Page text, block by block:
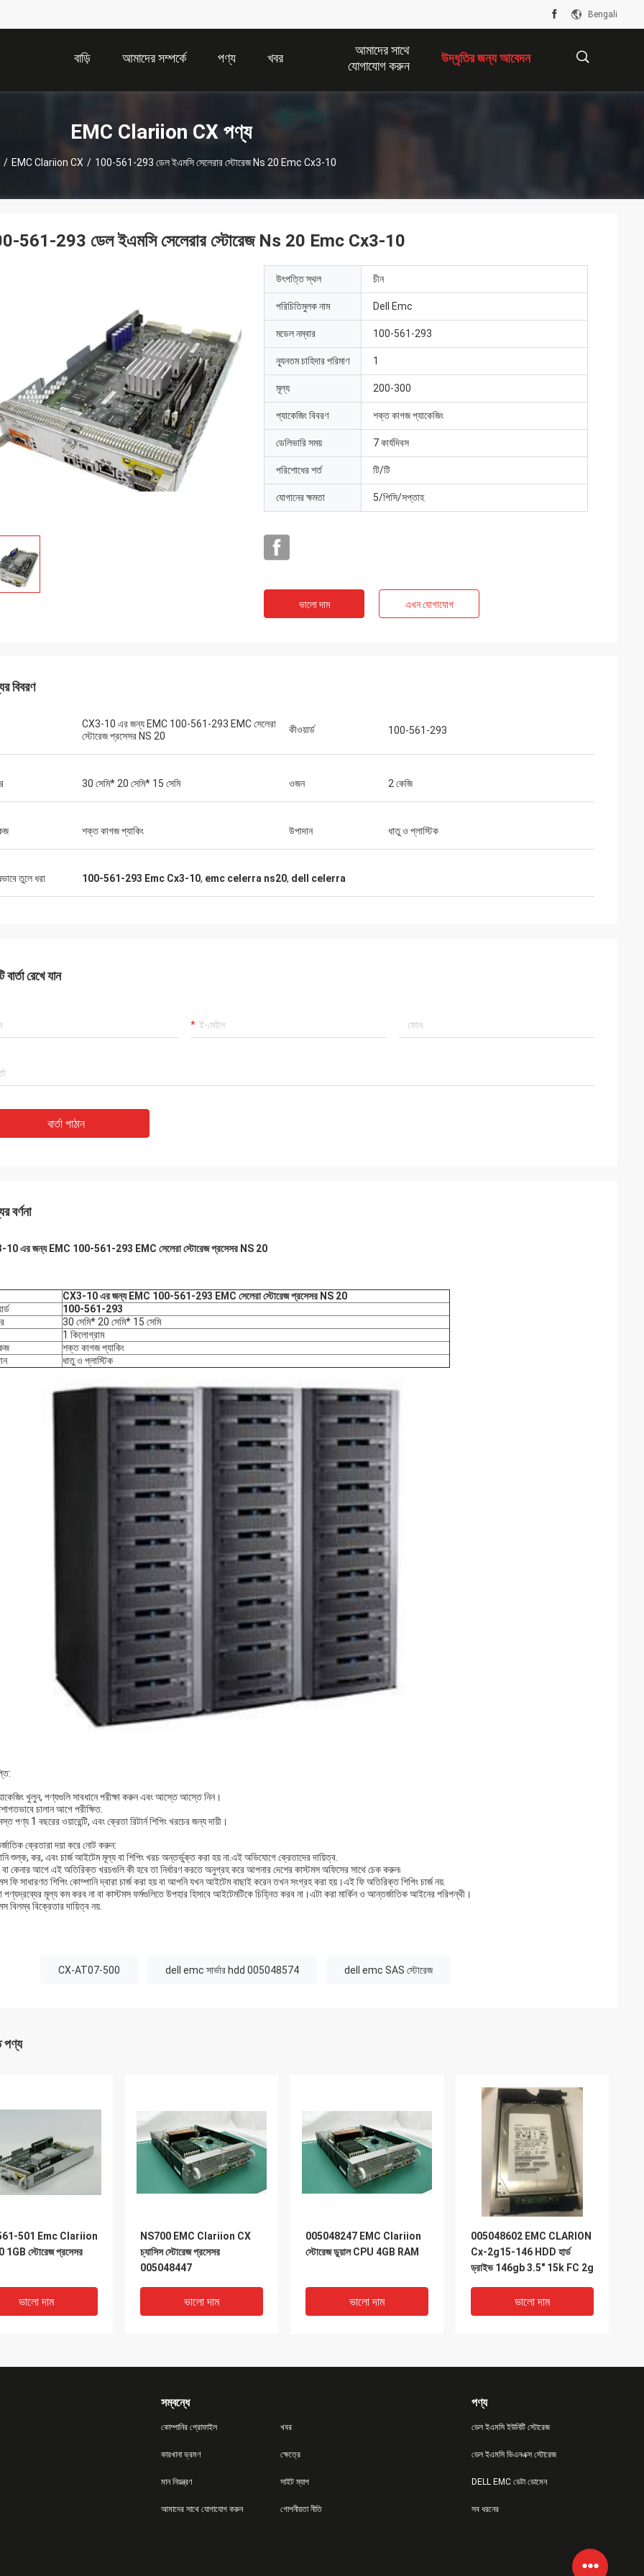
Bengali
বাড়ি আমাদের সম্পর্কে পণ্য খবর
আমাদের সাথে
যোগাযোগ করুন
উদ্ধৃতির জন্য আবেদন
EMC Clariion CX পণ্য
/ EMC Clariion CX / 100-561-293 ডেল ইএমসি সেলেরার স্টোরেজ Ns 20 Emc Cx3-10
561-293 ডেল ইএমসি সেলেরার স্টোরেজ Ns 20 Emc Cx3-10
উৎপত্তি স্থল চীন
পরিচিতিমুলক নাম Dell Emc
মডেল নম্বার 100-561-293
ন্যূনতম চাহিদার পরিমাণ 1
মূল্য 200-300
প্যাকেজিং বিবরণ শক্ত কাগজ প্যাকেজিং
ডেলিভারি সময় 7 কার্যদিবস
পরিশোধের শর্ত টি/টি
যোগানের ক্ষমতা 5/পিসি/সপ্তাহ
ভালো দাম এখন যোগাযোগ
বিবরণ
CX3-10 এর জন্য EMC 100-561-293 EMC সেলেরা
স্টোরেজ প্রসেসর NS 20
কীওয়ার্ড 100-561-293
30 সেমি* 20 সেমি* 15 সেমি ওজন 2 কেজি
শক্ত কাগজ প্যাকিং উপাদান ধাতু ও প্লাস্টিক
তুলে ধরা 100-561-293 Emc Cx3-10, emc celerra ns20, dell celerra
বার্তা রেখে যান
বার্তা পাঠান
বর্ণনা
10 এর জন্য EMC 100-561-293 EMC সেলেরা স্টোরেজ প্রসেসর NS 20
CX3-10 এর জন্য EMC 100-561-293 EMC সেলেরা স্টোরেজ প্রসেসর NS 20
100-561-293
30 সেমি* 20 সেমি* 15 সেমি
1 কিলোগ্রাম
শক্ত কাগজ প্যাকিং
ধাতু ও প্লাস্টিক
খুলুন, পণ্যগুলি সাবধানে পরীক্ষা করুন এবং আস্তে আস্তে নিন।
চালান আগে পরীক্ষিত.
পণ্য 1 বছরের ওয়ারেন্টি, এবং ক্রেতা রিটার্ন শিপিং খরচের জন্য দায়ী।
ক্রেতারা দয়া করে নোট করুন:
শুল্ক, কর, এবং চার্জ আইটেম মূল্য বা শিপিং খরচ অন্তর্ভুক্ত করা হয় না.এই অভিযোগে ক্রেতাদের দায়িত্ব.
বা কেনার আগে এই অতিরিক্ত খরচগুলি কী হবে তা নির্ধারণ করতে অনুগ্রহ করে আপনার দেশের কাস্টমস অফিসের সাথে চেক করুন৷
ফি সাধারণত শিপিং কোম্পানি দ্বারা চার্জ করা হয় বা আপনি যখন আইটেম বাছাই করেন তখন সংগ্রহ করা হয়।এই ফি অতিরিক্ত শিপিং চার্জ নয়.
মূল্য কম করব না বা কাস্টমস ফর্মগুলিতে উপহার হিসাবে আইটেমটিকে চিহ্নিত করব না।এটা করা মার্কিন ও আন্তর্জাতিক আইনের পরিপন্থী।
বিলম্ব বিক্রেতার দায়িত্ব নয়.
CX-AT07-500 dell emc সার্ভার hdd 005048574 dell emc SAS স্টোরেজ
পণ্য
501 Emc Clariion
1GB স্টোরেজ প্রসেসর
ভালো দাম
NS700 EMC Clariion CX
চ্যাসিস স্টোরেজ প্রসেসর
005048447
ভালো দাম
005048247 EMC Clariion
স্টোরেজ ডুয়াল CPU 4GB RAM
ভালো দাম
005048602 EMC CLARION
Cx-2g15-146 HDD হার্ড
ড্রাইভ 146gb 3.5" 15k FC 2g
ভালো দাম
CX380 Dell Emc ডেটা মুভার
সম্বন্ধে
কোম্পানির প্রোফাইল
কারখানা ভ্রমণ
মান নিয়ন্ত্রণ
আমাদের সাথে যোগাযোগ করুন
খবর
ক্ষেত্রে
সাইট ম্যাপ
গোপনীয়তা নীতি
পণ্য
ডেল ইএমসি ইউনিটি স্টোরেজ
ডেল ইএমসি ভিএনএক্স স্টোরেজ
DELL EMC ডেটা ডোমেন
সব ধরনের